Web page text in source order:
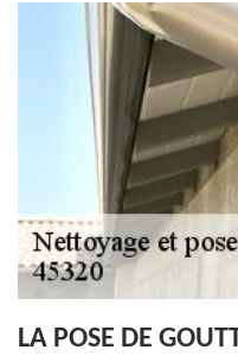
LA POSE DE